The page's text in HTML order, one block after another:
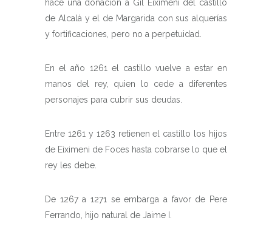
hace una donación a Gil Eiximeni del castillo
de Alcalà y el de Margarida con sus alquerías
y fortificaciones, pero no a perpetuidad.
En el año 1261 el castillo vuelve a estar en
manos del rey, quien lo cede a diferentes
personajes para cubrir sus deudas.
Entre 1261 y 1263 retienen el castillo los hijos
de Eiximeni de Foces hasta cobrarse lo que el
rey les debe.
De 1267 a 1271 se embarga a favor de Pere
Ferrando, hijo natural de Jaime I.